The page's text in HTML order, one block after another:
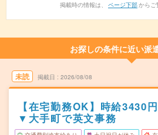
掲載時の情報は、 ページ下部 からご
お探しの条件に近い派
未読 掲載日 2026/08/08
【在宅勤務OK】時給3430
▼大手町で英文事務